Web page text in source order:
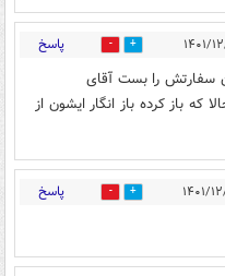
3 پاسخ
سفارتش را بست آقای
باز کرده باز انگار ایشون از
1 پاسخ